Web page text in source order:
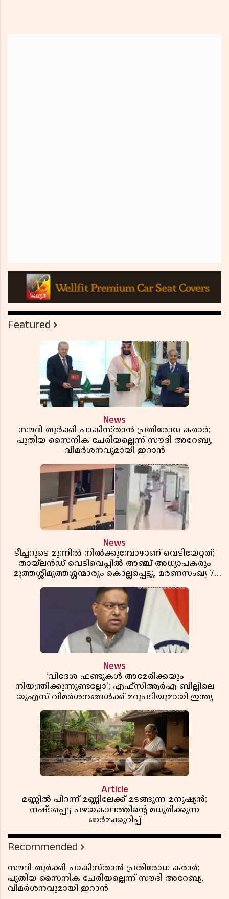
Featured
News
സൗദി-തുർക്കി-പാകിസ്താൻ പ്രതിരോധ കരാർ;
പുതിയ സൈനിക ചേരിയല്ലെന്ന് സൗദി അറേബ്യ,
വിമർശനവുമായി ഇറാൻ
News
ടീച്ചറുടെ മുന്നിൽ നിൽക്കുമ്പോഴാണ് വെടിയേറ്റത്;
തായ്‌ലൻഡ് വെടിവെപ്പിൽ അഞ്ച് അധ്യാപകരും
മുത്തശ്ശീമുത്തശ്ശന്മാരും കൊല്ലപ്പെട്ടു, മരണസംഖ്യ 7;
News
‘വിദേശ ഫണ്ടുകൾ അമേരിക്കയും
നിയന്ത്രിക്കുന്നുണ്ടല്ലോ’; എഫ്സിആർഎ ബില്ലിലെ
യുഎസ് വിമർശനങ്ങൾക്ക് മറുപടിയുമായി ഇന്ത്യ
Article
മണ്ണിൽ പിറന്ന് മണ്ണിലേക്ക് മടങ്ങുന്ന മനുഷ്യൻ;
നഷ്ടപ്പെട്ട പഴയകാലത്തിൻ്റെ മധുരിക്കുന്ന
ഓർമക്കുറിപ്പ്
Recommended
സൗദി-തുർക്കി-പാകിസ്താൻ പ്രതിരോധ കരാർ;
പുതിയ സൈനിക ചേരിയല്ലെന്ന് സൗദി അറേബ്യ,
വിമർശനവുമായി ഇറാൻ